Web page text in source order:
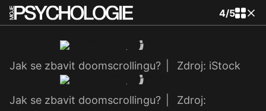
4/5
Jak se zbavit doomscrollingu? Zdroj: iStock
Jak se zbavit doomscrollingu?
Zdroj: